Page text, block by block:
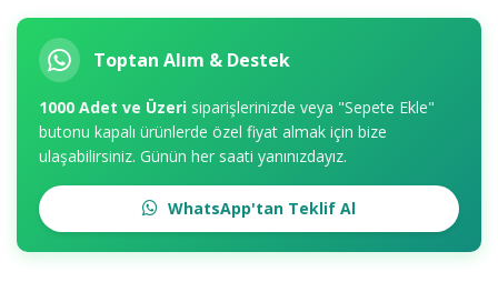
Toptan Alım & Destek
1000 Adet ve Üzeri siparişlerinizde veya "Sepete Ekle"
butonu kapalı ürünlerde özel fiyat almak için bize
ulaşabilirsiniz. Günün her saati yanınızdayız.
WhatsApp'tan Teklif Al